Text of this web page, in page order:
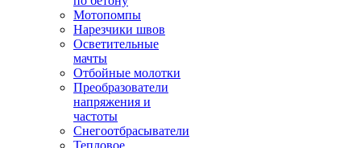
Мотопомпы
Нарезчики швов
Осветительные
мачты
Отбойные молотки
Преобразователи
напряжения и
частоты
Снегоотбрасыватели
Тепловое